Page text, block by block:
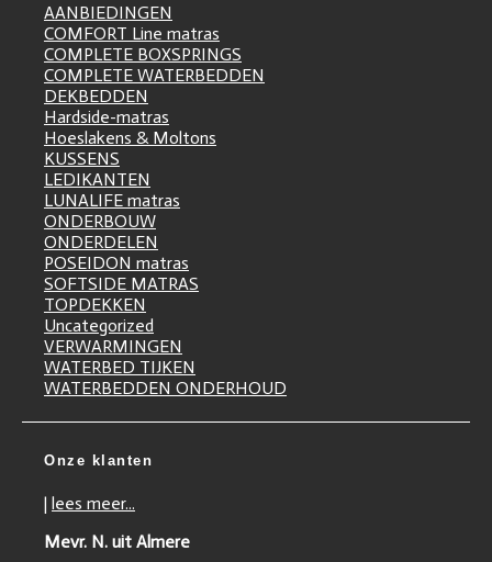
AANBIEDINGEN
COMFORT Line matras
COMPLETE BOXSPRINGS
COMPLETE WATERBEDDEN
DEKBEDDEN
Hardside-matras
Hoeslakens & Moltons
KUSSENS
LEDIKANTEN
LUNALIFE matras
ONDERBOUW
ONDERDELEN
POSEIDON matras
SOFTSIDE MATRAS
TOPDEKKEN
Uncategorized
VERWARMINGEN
WATERBED TIJKEN
WATERBEDDEN ONDERHOUD
Onze klanten
| lees meer...
Mevr. N. uit Almere